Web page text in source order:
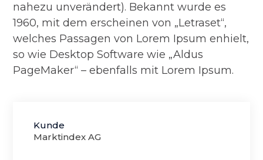
nahezu unverändert). Bekannt wurde es
1960, mit dem erscheinen von „Letraset“,
welches Passagen von Lorem Ipsum enhielt,
so wie Desktop Software wie „Aldus
PageMaker“ – ebenfalls mit Lorem Ipsum.
Kunde
Marktindex AG